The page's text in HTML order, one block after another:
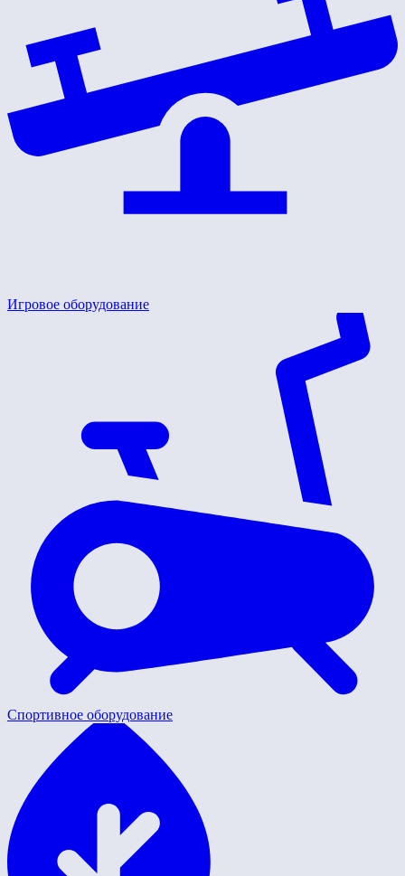
Игровое оборудование
Спортивное оборудование